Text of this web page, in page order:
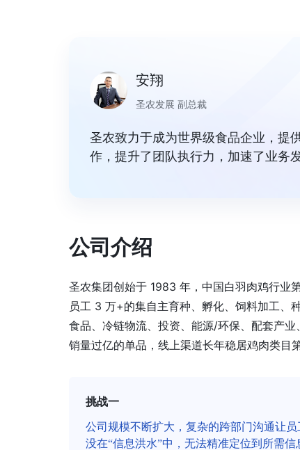
安翔
圣农发展 副总裁
圣农致力于成为世界级食品企业，提
作，提升了团队执行力，加速了业务发
公司介绍
圣农集团创始于 1983 年，中国白羽肉鸡行业
员工 3 万+的集自主育种、孵化、饲料加工、
食品、冷链物流、投资、能源/环保、配套产
销量过亿的单品，线上渠道长年稳居鸡肉类目第
挑战一
公司规模不断扩大，复杂的跨部门沟通让员
没在“信息洪水”中，无法精准定位到所需信